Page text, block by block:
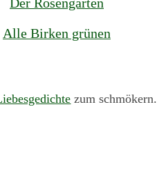
Alle Birken grünen
zum schmökern.